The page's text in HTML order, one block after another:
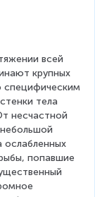
всей
крупных
специфическим
тела
несчастной
ослабленных
попавшие